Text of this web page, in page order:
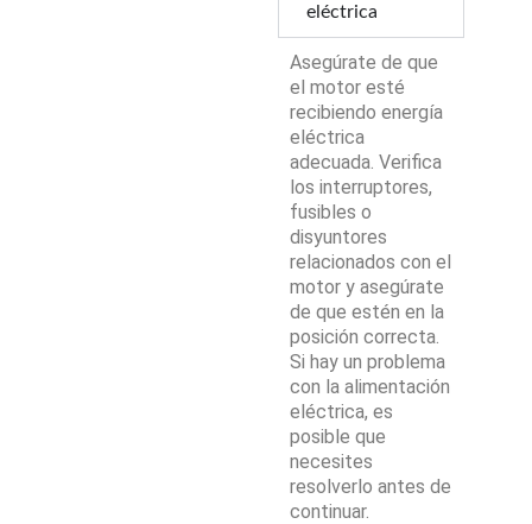
eléctrica
Asegúrate de que
el motor esté
recibiendo energía
eléctrica
adecuada. Verifica
los interruptores,
fusibles o
disyuntores
relacionados con el
motor y asegúrate
de que estén en la
posición correcta.
Si hay un problema
con la alimentación
eléctrica, es
posible que
necesites
resolverlo antes de
continuar.